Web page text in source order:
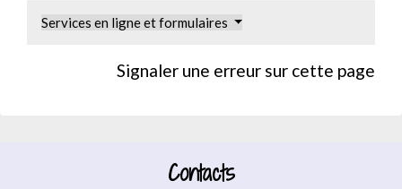
Services en ligne et formulaires
Signaler une erreur sur cette page
Contacts